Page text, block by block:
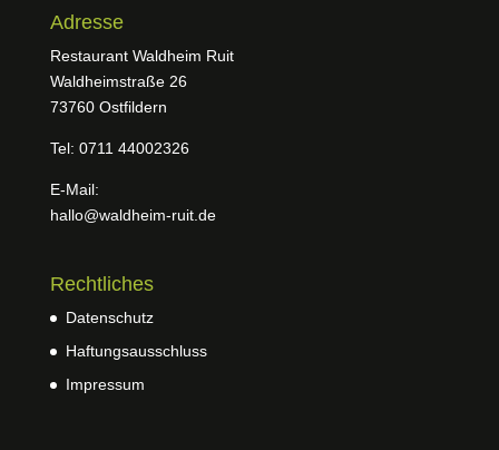
Adresse
Restaurant Waldheim Ruit
Waldheimstraße 26
73760 Ostfildern
Tel: 0711 44002326
E-Mail:
hallo@waldheim-ruit.de
Rechtliches
Datenschutz
Haftungsausschluss
Impressum